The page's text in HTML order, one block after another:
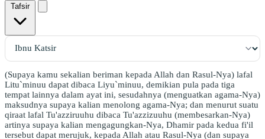
Tafsir
(Supaya kamu sekalian beriman kepada Allah dan Rasul-Nya) lafal
Litu`minuu dapat dibaca Liyu`minuu, demikian pula pada tiga
tempat lainnya dalam ayat ini, sesudahnya (menguatkan agama-Nya)
maksudnya supaya kalian menolong agama-Nya; dan menurut suatu
qiraat lafal Tu'azziruuhu dibaca Tu'azzizuuhu (membesarkan-Nya)
artinya supaya kalian mengagungkan-Nya, Dhamir pada kedua fi'il
tersebut dapat merujuk, kepada Allah atau Rasul-Nya (dan supaya